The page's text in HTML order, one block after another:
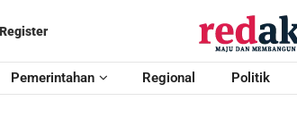
Register
Pemerintahan Regional Politik